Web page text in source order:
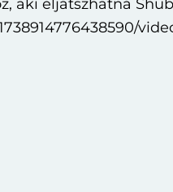
aki eljátszhatná Shub